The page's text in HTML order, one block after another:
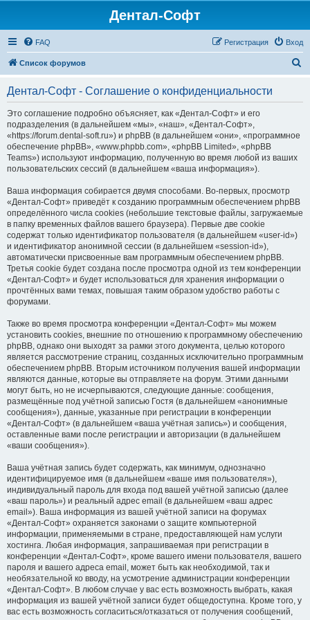
Дентал-Софт
FAQ Вход
Регистрация
Список форумов
Дентал-Софт - Соглашение о конфиденциальности
Это соглашение подробно объясняет, как «Дентал-Софт» и его
подразделения (в дальнейшем «мы», «наш», «Дентал-Софт»,
«https://forum.dental-soft.ru») и phpBB (в дальнейшем «они», «программное
обеспечение phpBB», «www.phpbb.com», «phpBB Limited», «phpBB
Teams») используют информацию, полученную во время любой из ваших
пользовательских сессий (в дальнейшем «ваша информация»).
Ваша информация собирается двумя способами. Во-первых, просмотр
«Дентал-Софт» приведёт к созданию программным обеспечением phpBB
определённого числа cookies (небольшие текстовые файлы, загружаемые
в папку временных файлов вашего браузера). Первые две cookie
содержат только идентификатор пользователя (в дальнейшем «user-id»)
и идентификатор анонимной сессии (в дальнейшем «session-id»),
автоматически присвоенные вам программным обеспечением phpBB.
Третья cookie будет создана после просмотра одной из тем конференции
«Дентал-Софт» и будет использоваться для хранения информации о
прочтённых вами темах, повышая таким образом удобство работы с
форумами.
Также во время просмотра конференции «Дентал-Софт» мы можем
установить cookies, внешние по отношению к программному обеспечению
phpBB, однако они выходят за рамки этого документа, целью которого
является рассмотрение страниц, созданных исключительно программным
обеспечением phpBB. Вторым источником получения вашей информации
являются данные, которые вы отправляете на форум. Этими данными
могут быть, но не исчерпываются, следующие данные: сообщения,
размещённые под учётной записью Гостя (в дальнейшем «анонимные
сообщения»), данные, указанные при регистрации в конференции
«Дентал-Софт» (в дальнейшем «ваша учётная запись») и сообщения,
оставленные вами после регистрации и авторизации (в дальнейшем
«ваши сообщения»).
Ваша учётная запись будет содержать, как минимум, однозначно
идентифицируемое имя (в дальнейшем «ваше имя пользователя»),
индивидуальный пароль для входа под вашей учётной записью (далее
«ваш пароль») и реальный адрес email (в дальнейшем «ваш адрес
email»). Ваша информация из вашей учётной записи на форумах
«Дентал-Софт» охраняется законами о защите компьютерной
информации, применяемыми в стране, предоставляющей нам услуги
хостинга. Любая информация, запрашиваемая при регистрации в
конференции «Дентал-Софт», кроме вашего имени пользователя, вашего
пароля и вашего адреса email, может быть как необходимой, так и
необязательной ко вводу, на усмотрение администрации конференции
«Дентал-Софт». В любом случае у вас есть возможность выбрать, какая
информация из вашей учётной записи будет общедоступна. Кроме того, у
вас есть возможность согласиться/отказаться от получения сообщений,